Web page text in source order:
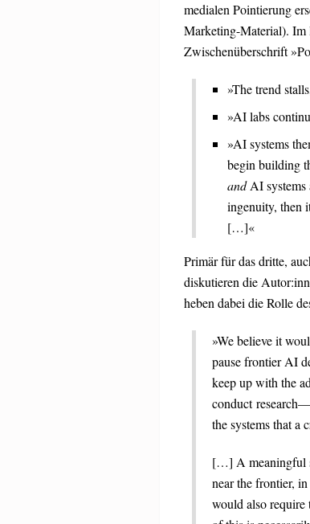
medialen Pointierung
Marketing-Material). Im
Zwischenüberschrift
»The trend
»AI labs
»AI systems
begin building
andAI systems
ingenuity, then
[…]«
Primär für das dritte,
diskutieren die
heben dabei die Rolle
»We believe it
pause frontier AI
keep up with the
conduct
the systems that a
[…] A meaningful
near the frontier,
would also